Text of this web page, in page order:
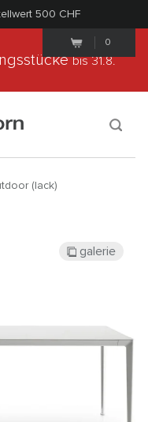
500 CHF
0
bis 31.8.
(lack)
galerie